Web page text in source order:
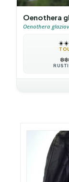
Oenothera
Oenothera
☀️☀️
❄️❄️